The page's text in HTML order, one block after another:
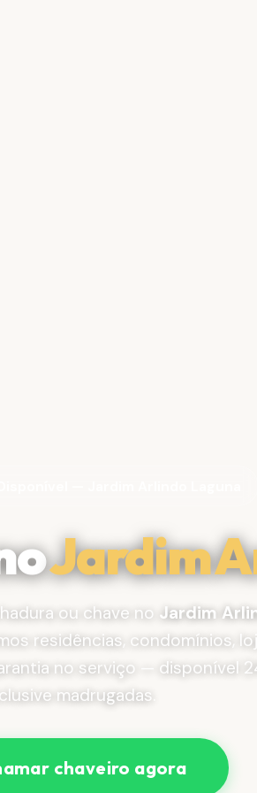
— Jardim Arlindo Laguna
Jardim
ou chave no Jardim
residências, condomínios,
no serviço — disponível
madrugadas.
chaveiro agora